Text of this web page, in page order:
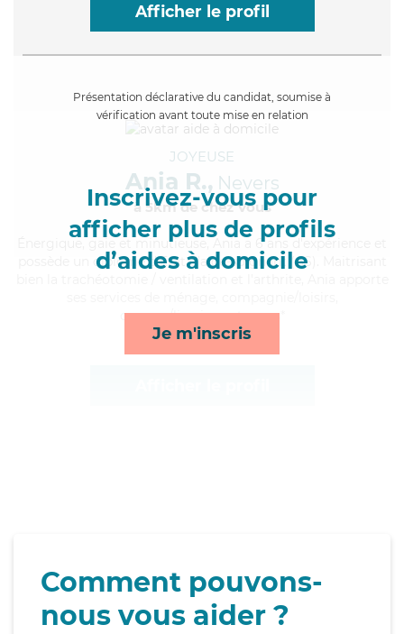
Afficher le profil
Présentation déclarative du candidat, soumise à
vérification avant toute mise en relation
Inscrivez-vous pour
afficher plus de profils
d’aides à domicile
Je m'inscris
JOYEUSE
Ania R., Nevers
à 5km de chez Vous
, gaie et minutieuse, Ania a 6 ans d'expérience et
possède un diplôme d'Etat d'aide-soignant (AS). Maitrisant
courses/livraison et repas*
Comment pouvons-
nous vous aider ?